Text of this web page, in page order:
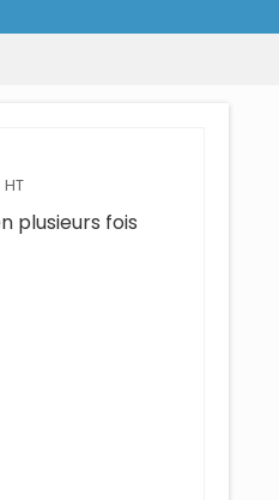
HT
plusieurs fois